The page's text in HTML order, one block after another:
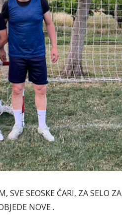
SVE SEOSKE ČARI, ZA SELO ZA
NOVE .